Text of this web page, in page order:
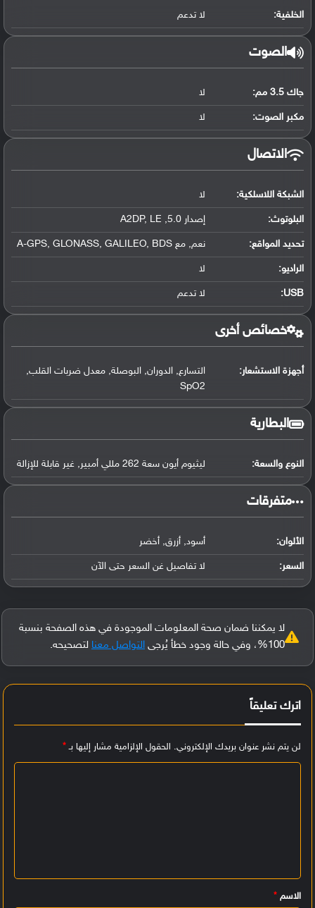
الخلفية: لا تدعم
الصوت
جاك 3.5 مم: لا
مكبر الصوت: لا
الاتصال
الشبكة اللاسلكية: لا
البلوتوث: إصدار 5.0, A2DP, LE
تحديد المواقع: نعم, مع A-GPS, GLONASS, GALILEO, BDS
الراديو: لا
USB
: لا تدعم
خصائص أخرى
أجهزة الاستشعار:
التسارع, الدوران, البوصلة, معدل ضربات القلب,
SpO2
البطارية
النوع والسعة: ليثيوم أيون سعة 262 مللي أمبير, غير قابلة للإزالة
‏متفرقات‏
الألوان: أسود, أزرق, أخضر
السعر: لا تفاصيل غن السعر حتى الآن
لا يمكننا ضمان صحة المعلومات الموجودة في هذه الصفحة بنسبة
100%، وفي حالة وجود خطأ يُرجى
التواصل معنا لتصحيحه.
اترك تعليقاً
لن يتم نشر عنوان بريدك الإلكتروني. الحقول الإلزامية مشار إليها بـ*
ي
ق
الاسم *